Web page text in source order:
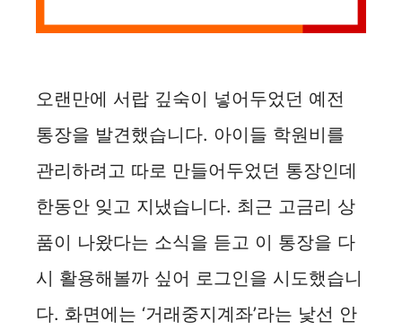
오랜만에 서랍 깊숙이 넣어두었던 예전
통장을 발견했습니다. 아이들 학원비를
관리하려고 따로 만들어두었던 통장인데
한동안 잊고 지냈습니다. 최근 고금리 상
품이 나왔다는 소식을 듣고 이 통장을 다
시 활용해볼까 싶어 로그인을 시도했습니
다. 화면에는 ‘거래중지계좌’라는 낯선 안